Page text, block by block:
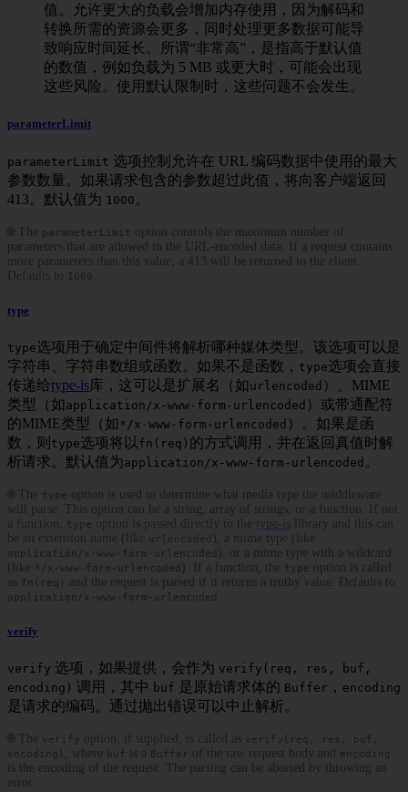
值。允许更大的负载会增加内存使用，因为解码和
转换所需的资源会更多，同时处理更多数据可能导
致响应时间延长。所谓“非常高”，是指高于默认值
的数值，例如负载为 5 MB 或更大时，可能会出现
这些风险。使用默认限制时，这些问题不会发生。
parameterLimit
parameterLimit 选项控制允许在 URL 编码数据中使用的最大
参数数量。如果请求包含的参数超过此值，将向客户端返回
413。默认值为 1000 。
🌐 The parameterLimit option controls the maximum number of
parameters that are allowed in the URL-encoded data. If a request contains
more parameters than this value, a 413 will be returned to the client.
Defaults to 1000
type
type选项用于确定中间件将解析哪种媒体类型。该选项可以是
字符串、字符串数组或函数。如果不是函数， type选项会直接
传递给type-is 库，这可以是扩展名（如 urlencoded ）、MIME
类型（如 application/x-www-form-urlencoded ）或带通配符
的MIME类型（如 */x-www-form-urlencoded ）。如果是函
数，则 type选项将以 fn(req) 的方式调用，并在返回真值时解
析请求。默认值为application/x-www-form-urlencoded 。
🌐 The type option is used to determine what media type the middleware
will parse. This option can be a string, array of strings, or a function. If not
a function,
type option is passed directly to the type-is
library and this can
be an extension name (like
urlencoded ), a mime type (like
application/x-www-form-urlencoded
), or a mime type with a wildcard
(like
*/x-www-form-urlencoded ). If a function, the type option is called
as
fn(req) and the request is parsed if it returns a truthy value. Defaults to
application/x-www-form-urlencoded
verify
verify 选项，如果提供，会作为 verify(req, res, buf,
encoding) 调用，其中 buf 是原始请求体的 Buffer ， encoding
是请求的编码。通过抛出错误可以中止解析。
🌐 The verify option, if supplied, is called as
verify(req, res, buf,
encoding) , where buf is a Buffer of the raw request body and encoding
is the encoding of the request. The parsing can be aborted by throwing an
error.